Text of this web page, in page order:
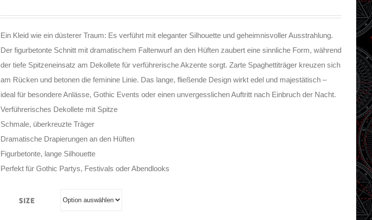
Ein Kleid wie ein düsterer Traum: Es verführt mit eleganter Silhouette und geheimnisvoller Ausstrahlung.
Der figurbetonte Schnitt mit dramatischem Faltenwurf an den Hüften zaubert eine sinnliche Form, während
der tiefe Spitzeneinsatz am Dekollete für verführerische Akzente sorgt. Zarte Spaghettiträger kreuzen sich
am Rücken und betonen die feminine Linie. Das lange, fließende Design wirkt edel und majestätisch –
ideal für besondere Anlässe, Gothic Events oder einen unvergesslichen Auftritt nach Einbruch der Nacht.
Verführerisches Dekollete mit Spitze
Schmale, überkreuzte Träger
Dramatische Drapierungen an den Hüften
Figurbetonte, lange Silhouette
Perfekt für Gothic Partys, Festivals oder Abendlooks
Size